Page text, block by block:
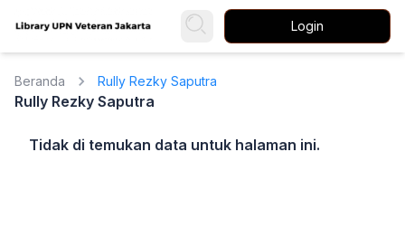
Login
Beranda Rully Rezky Saputra
Rully Rezky Saputra
Tidak di temukan data untuk halaman ini.